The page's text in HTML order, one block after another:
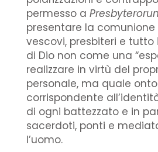
permesso a
presentare la
vescovi, presbiteri e tutto
di Dio non come una
realizzare in virtù del
personale, ma quale
corrispondente
di ogni battezzato e in
sacerdoti, ponti e
l’uomo.